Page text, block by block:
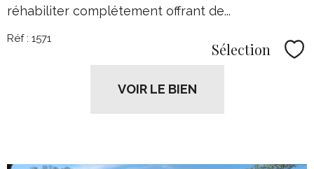
réhabiliter complétement offrant de...
Réf : 1571
Sélection
VOIR LE BIEN